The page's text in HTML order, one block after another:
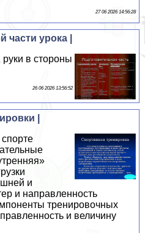
27 06 2026 14:56:28
части урока |
руки в стороны
26 06 2026 13:56:52
|
и
и направленность
тренировочных
и величину